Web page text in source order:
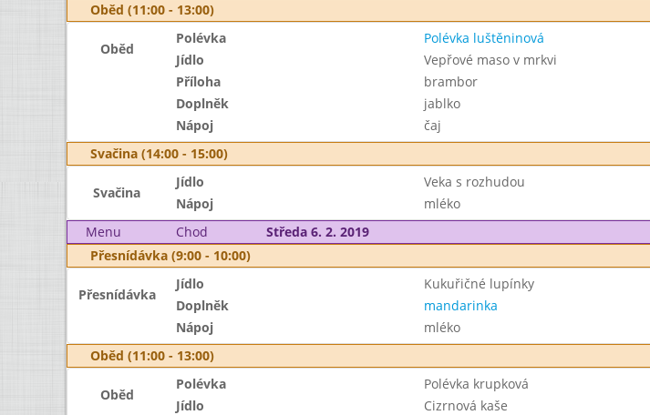
Oběd (11:00 - 13:00)
Oběd
Polévka
Polévka luštěninová
Jídlo
Vepřové maso v mrkvi
Příloha
brambor
Doplněk
jablko
Nápoj
čaj
Svačina (14:00 - 15:00)
Svačina
Jídlo Veka s rozhudou
Nápoj
mléko
Menu
Chod Středa 6. 2. 2019
Přesnídávka (9:00 - 10:00)
Přesnídávka
Jídlo Kukuřičné lupínky
Doplněk
mandarinka
Nápoj
mléko
Oběd (11:00 - 13:00)
Oběd
Polévka
Polévka krupková
Jídlo
Cizrnová kaše